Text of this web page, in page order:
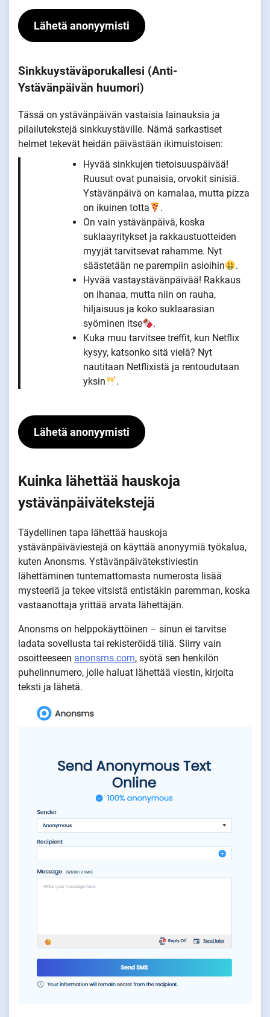
Lähetä anonyymisti
Sinkkuystäväporukallesi (Anti-
Ystävänpäivän huumori)
Tässä on ystävänpäivän vastaisia lainauksia ja
pilailutekstejä sinkkuystäville. Nämä sarkastiset
helmet tekevät heidän päivästään ikimuistoisen:
Hyvää sinkkujen tietoisuuspäivää!
Ruusut ovat punaisia, orvokit sinisiä.
Ystävänpäivä on kamalaa, mutta pizza
on ikuinen totta
.
On vain ystävänpäivä, koska
suklaayritykset ja rakkaustuotteiden
myyjät tarvitsevat rahamme. Nyt
säästetään ne parempiin asioihin
.
Hyvää vastaystävänpäivää! Rakkaus
on ihanaa, mutta niin on rauha,
hiljaisuus ja koko suklaarasian
syöminen itse
.
Kuka muu tarvitsee treffit, kun Netflix
kysyy, katsonko sitä vielä? Nyt
nautitaan Netflixistä ja rentoudutaan
yksin
.
Lähetä anonyymisti
Kuinka lähettää hauskoja
ystävänpäivätekstejä
Täydellinen tapa lähettää hauskoja
ystävänpäiväviestejä on käyttää anonyymiä työkalua,
kuten Anonsms. Ystävänpäivätekstiviestin
lähettäminen tuntemattomasta numerosta lisää
mysteeriä ja tekee vitsistä entistäkin paremman, koska
vastaanottaja yrittää arvata lähettäjän.
Anonsms on helppokäyttöinen – sinun ei tarvitse
ladata sovellusta tai rekisteröidä tiliä. Siirry vain
osoitteeseen anonsms.com, syötä sen henkilön
puhelinnumero, jolle haluat lähettää viestin, kirjoita
teksti ja lähetä.